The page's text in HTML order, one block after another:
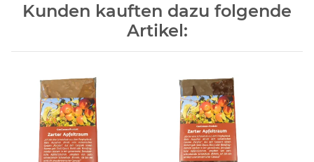
Kunden kauften dazu folgende
Artikel: